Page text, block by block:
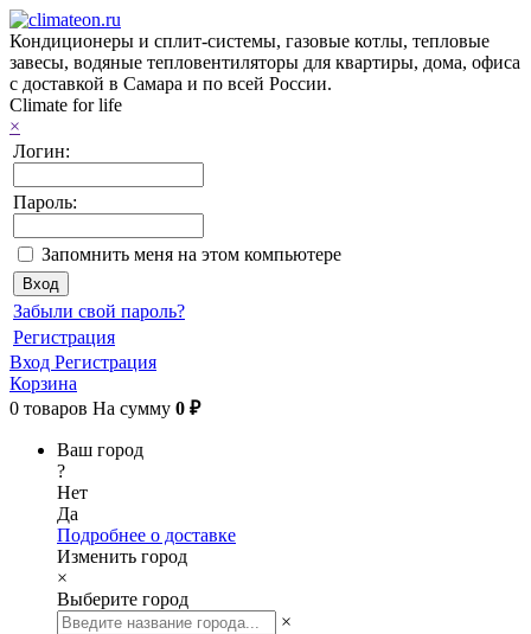
Кондиционеры и сплит-системы, газовые котлы, тепловые
завесы, водяные тепловентиляторы для квартиры, дома, офиса
с доставкой в Самара и по всей России.
Climate for life
×
Логин:
Пароль:
Запомнить меня на этом компьютере
Забыли свой пароль?
Регистрация
Вход Регистрация
Корзина
0 товаров На сумму 0 ₽
Ваш город
?
Нет
Да
Подробнее о доставке
Изменить город
×
Выберите город
×